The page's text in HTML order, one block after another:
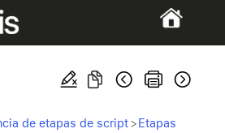
de etapas de script >Etapas